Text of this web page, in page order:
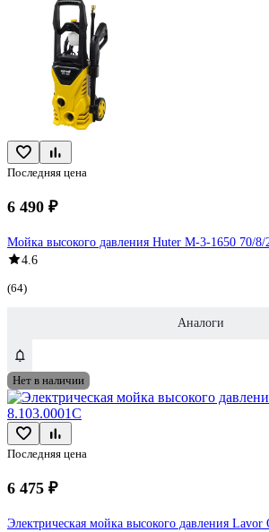
Последняя цена
6 490 ₽
Мойка высокого давления Huter M-3-1650 70/8/
4.6
(64)
Аналоги
Нет в наличии
Последняя цена
6 475 ₽
Электрическая мойка высокого давления Lavor